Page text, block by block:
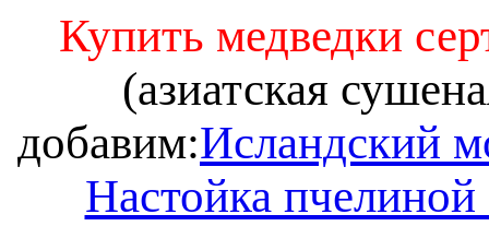
Купить медведки
(азиатская
добавим:Исландский
Настойка пчелиной